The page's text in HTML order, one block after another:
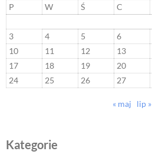
P
W Ś C
3
4 5 6
10
11 12 13
17
18 19 20
24
25 26 27
« maj lip »
Kategorie